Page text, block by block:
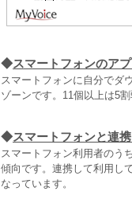
◆スマートフォンのア
スマートフォンに自分でダ
ゾーンです。11個以上は5
◆スマートフォンと連
スマートフォン利用者のう
傾向です。連携して利用し
なっています。